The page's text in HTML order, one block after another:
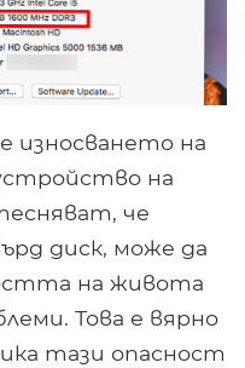
износването на
на
че
диск, може да
на живота
Това е вярно
тази опасност